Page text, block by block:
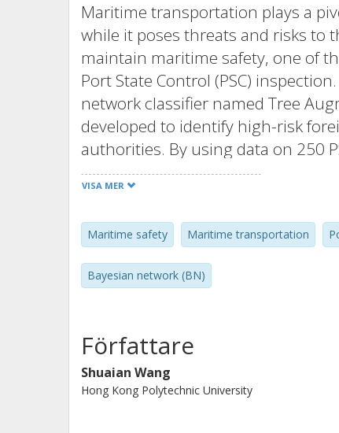
Maritime transportation plays a
while it poses threats and risks to
maintain maritime safety, one of
Port State Control (PSC)
network classifier named Tree
developed to identify high-risk
authorities. By using data on 250
in 2017, we construct the
Then the proposed classifier is
from the same port. The results
selection scheme that is currently
can discover 130% more
help the PSC authorities to better
VISA MER
Maritime safety Maritime transportation
Bayesian network (BN)
Författare
Shuaian Wang
Hong Kong Polytechnic University